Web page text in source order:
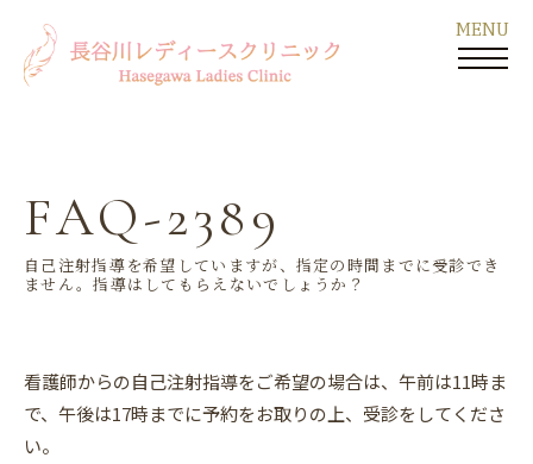
FAQ-2389
自己注射指導を希望していますが、指定の時間までに受診でき
ません。指導はしてもらえないでしょうか？
看護師からの自己注射指導をご希望の場合は、午前は11時ま
で、午後は17時までに予約をお取りの上、受診をしてくださ
い。